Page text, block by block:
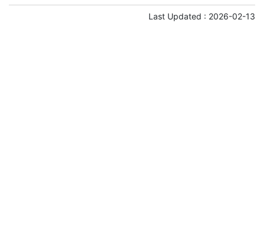
Last Updated : 2026-02-13